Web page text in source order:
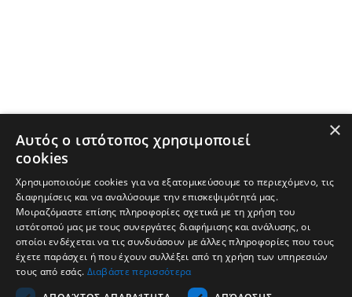
×
Αυτός ο ιστότοπος χρησιμοποιεί
cookies
Χρησιμοποιούμε cookies για να εξατομικεύσουμε το περιεχόμενο, τις
διαφημίσεις και να αναλύσουμε την επισκεψιμότητά μας.
Μοιραζόμαστε επίσης πληροφορίες σχετικά με τη χρήση του
ιστότοπού μας με τους συνεργάτες διαφήμισης και ανάλυσης, οι
οποίοι ενδέχεται να τις συνδυάσουν με άλλες πληροφορίες που τους
έχετε παράσχει ή που έχουν συλλέξει από τη χρήση των υπηρεσιών
τους από εσάς. Διαβάστε περισσότερα